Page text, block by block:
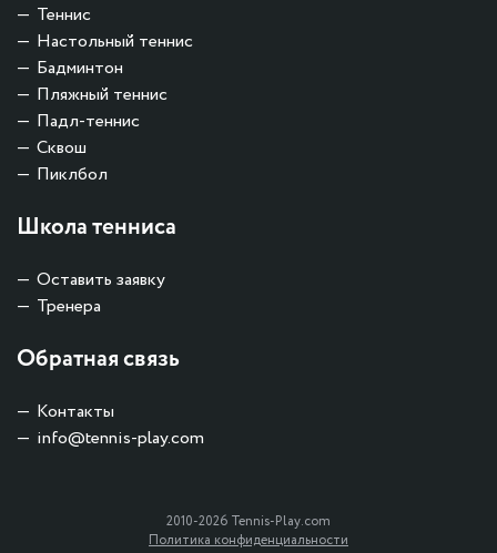
Теннис
Настольный теннис
Бадминтон
Пляжный теннис
Падл-теннис
Сквош
Пиклбол
Школа тенниса
Оставить заявку
Тренера
Обратная связь
Контакты
info@tennis-play.com
2010-2026 Tennis-Play.com
Политика конфиденциальности